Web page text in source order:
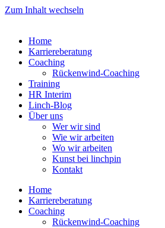
Zum Inhalt wechseln
Home
Karriereberatung
Coaching
Rückenwind-Coaching
Training
HR Interim
Linch-Blog
Über uns
Wer wir sind
Wie wir arbeiten
Wo wir arbeiten
Kunst bei linchpin
Kontakt
Home
Karriereberatung
Coaching
Rückenwind-Coaching